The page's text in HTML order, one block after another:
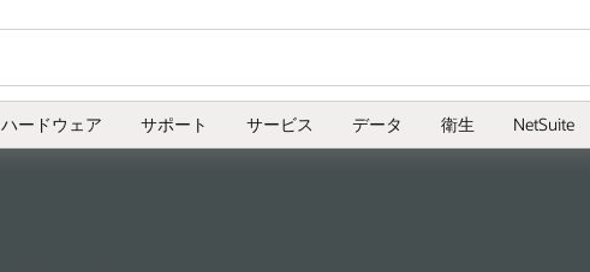
ハードウェア サポート サービス データ 衛生 NetSuite